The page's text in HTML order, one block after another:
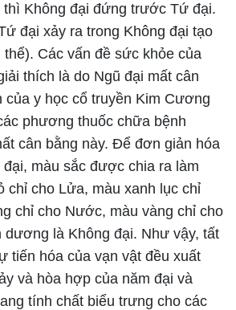
Không đại đứng trước Tứ đại.
đại xảy ra trong Không đại tạo
Các vấn đề sức khỏe của
thích là do Ngũ đại mất cân
của y học cổ truyền Kim Cương
phương thuốc chữa bệnh
cân bằng này. Để đơn giản hóa
màu sắc được chia ra làm
chỉ cho Lửa, màu xanh lục chỉ
chỉ cho Nước, màu vàng chỉ cho
dương là Không đại. Như vậy, tất
tiến hóa của vạn vật đều xuất
và hòa hợp của năm đại và
tính chất biểu trưng cho các